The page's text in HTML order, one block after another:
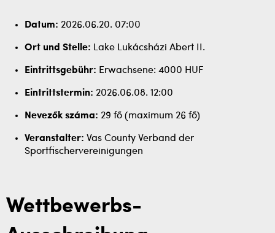
Datum: 2026.06.20. 07:00
Ort und Stelle: Lake Lukácsházi Abert II.
Eintrittsgebühr: Erwachsene: 4000 HUF
Eintrittstermin: 2026.06.08. 12:00
Nevezők száma: 29 fő (maximum 26 fő)
Veranstalter: Vas County Verband der
Sportfischervereinigungen
Wettbewerbs-